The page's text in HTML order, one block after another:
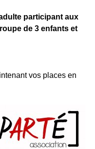
participant aux
de 3 enfants et
vos places en